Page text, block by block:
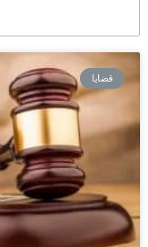
قضايا